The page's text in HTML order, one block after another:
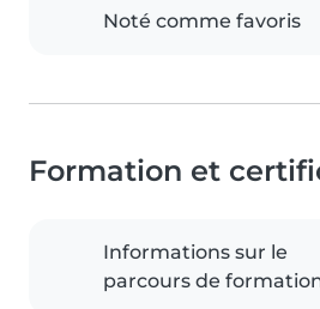
Noté comme favoris
Formation et
Informations sur le
parcours de